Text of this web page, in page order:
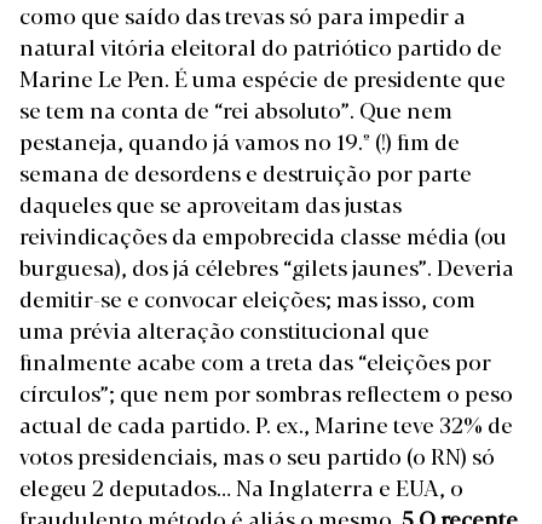
como que saído das trevas só para impedir a
natural vitória eleitoral do patriótico partido de
Marine Le Pen. É uma espécie de presidente que
se tem na conta de “rei absoluto”. Que nem
pestaneja, quando já vamos no 19.º (!) fim de
semana de desordens e destruição por parte
daqueles que se aproveitam das justas
reivindicações da empobrecida classe média (ou
burguesa), dos já célebres “gilets jaunes”. Deveria
demitir-se e convocar eleições; mas isso, com
uma prévia alteração constitucional que
finalmente acabe com a treta das “eleições por
círculos”; que nem por sombras reflectem o peso
actual de cada partido. P. ex., Marine teve 32% de
votos presidenciais, mas o seu partido (o RN) só
elegeu 2 deputados… Na Inglaterra e EUA, o